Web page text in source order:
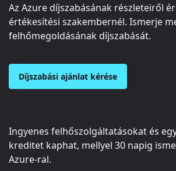
Az Azure díjszabásának részleteiről
értékesítési szakembernél. Ismerje
felhőmegoldásának díjszabását.
Díjszabási ajánlat kérése
Ingyenes felhőszolgáltatásokat és
kreditet kaphat, mellyel 30 napig
Azure-ral.